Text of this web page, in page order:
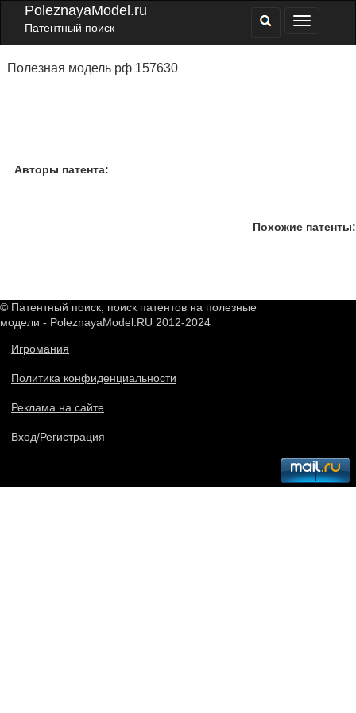
PoleznayaModel.ru
Патентный поиск
Полезная модель рф 157630
Авторы патента:
Похожие патенты:
© Патентный поиск, поиск патентов на полезные
модели - PoleznayaModel.RU 2012-2024
Игромания
Политика конфиденциальности
Реклама на сайте
Вход/Регистрация